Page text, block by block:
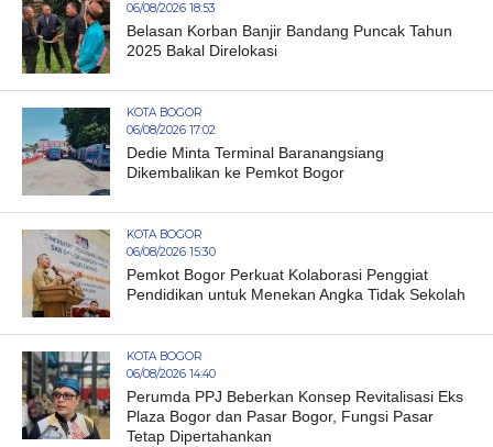
06/08/2026 18:53
Belasan Korban Banjir Bandang Puncak Tahun
2025 Bakal Direlokasi
KOTA BOGOR
06/08/2026 17:02
Dedie Minta Terminal Baranangsiang
Dikembalikan ke Pemkot Bogor
KOTA BOGOR
06/08/2026 15:30
Pemkot Bogor Perkuat Kolaborasi Penggiat
Pendidikan untuk Menekan Angka Tidak Sekolah
KOTA BOGOR
06/08/2026 14:40
Perumda PPJ Beberkan Konsep Revitalisasi Eks
Plaza Bogor dan Pasar Bogor, Fungsi Pasar
Tetap Dipertahankan